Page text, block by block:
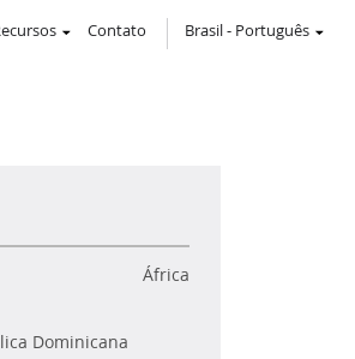
Contato Brasil- Português
África
Dominicana